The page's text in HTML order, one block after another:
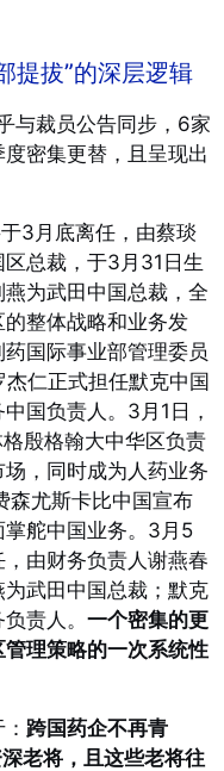
提拔”的深层逻辑
与裁员公告同步，6家
密集更替，且呈现出
3月底离任，由蔡琰
总裁，于3月31日生
为武田中国总裁，全
整体战略和业务发
国际事业部管理委员
仁正式担任默克中国
国负责人。 3月1日，
殷格翰大中华区负责
，同时成为人药业务
森尤斯卡比中国宣布
舵中国业务。3月5
由财务负责人谢燕春
武田中国总裁；默克
责人。 一个密集的更
理策略的一次系统性
跨国药企不再青
老将，且这些老将往